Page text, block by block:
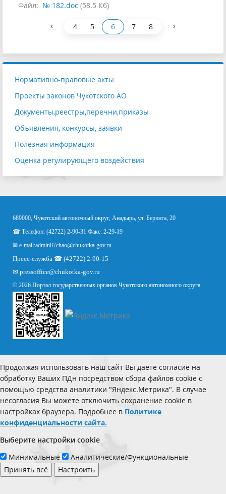
Файл: № 182.doc (58.5 Кб)
‹ 4 5 6 7 8 ›
Нормативно-правовые акты
Проекты законов Чукотского АО
Документы,реестры,перечни,приказы
Объявления, конкурсы, заявки
Полезная информация
Оценка регулирующего воздействия
689000, Чукотский автономный округ, Анадырь, ул. Беринга, 20
☎ Телефон: (42722) 2-90-31 Факс: 2-29-19
✉ e-mail:admin87chao@chukotka-gov.ru
Пресс-служба ☎ (42722) 2-90-15
✉ pressoffice@chukotka-gov.ru
© 2026 Портал государственных органов Чукотского автономного округа
Продолжая использовать наш сайт Вы даете согласие на
обработку Ваших ПДн посредством сбора файлов cookie с
помощью средства аналитики "Яндекс.Метрика". В случае
несогласия Вы можете отключить сохранение cookie в
настройках браузера. Подробнее в Политике
конфиденциальности сайта.
Выберите настройки cookie
Минимальные
Аналитические/Функциональные
Принять всё
Настроить